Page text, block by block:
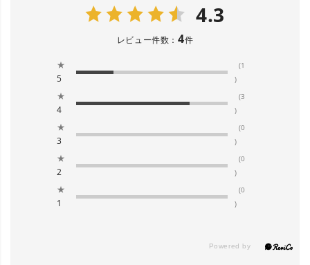
4.3
レビュー件数： 4件
★
5
(1
)
★
4
(3
)
★
3
(0
)
★
2
(0
)
★
1
(0
)